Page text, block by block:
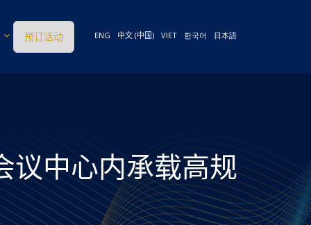
预订活动 ENG 中文 (中国) VIET 한국어 日本語
议中心内承载高规